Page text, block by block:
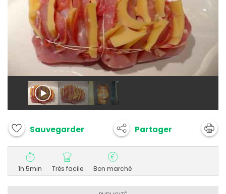
Sauvegarder Partager
1h 5min Très facile Bon marché